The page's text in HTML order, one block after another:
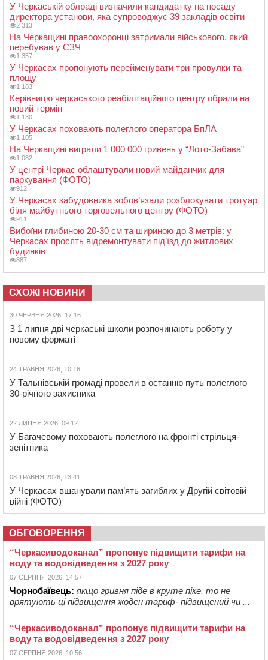
У Черкаській облраді визначили кандидатку на посаду
директора установи, яка супроводжує 39 закладів освіти
2 313
На Черкащині правоохоронці затримали військового, який
перебував у СЗЧ
1 357
У Черкасах пропонують перейменувати три провулки та
площу
1 183
Керівницю черкаського реабілітаційного центру обрали на
новий термін
1 130
У Черкасах поховають полеглого оператора БпЛА
1 105
На Черкащині виграли 1 000 000 гривень у “Лото-Забава”
1 082
У центрі Черкас облаштували новий майданчик для
паркування (ФОТО)
912
У Черкасах забудовника зобов’язали розблокувати тротуар
біля майбутнього торговельного центру (ФОТО)
911
Вибоїни глибиною 20-30 см та шириною до 3 метрів: у
Черкасах просять відремонтувати під’їзд до житлових
будинків
887
СХОЖІ НОВИНИ
30 ЧЕРВНЯ 2026, 17:16
З 1 липня дві черкаські школи розпочинають роботу у
новому форматі
24 ТРАВНЯ 2026, 10:16
У Тальнівській громаді провели в останню путь полеглого
30-річного захисника
22 ЛИПНЯ 2026, 09:12
У Багачевому поховають полеглого на фронті стрільця-
зенітника
08 ТРАВНЯ 2026, 13:41
У Черкасах вшанували пам’ять загиблих у Другій світовій
війні (ФОТО)
ОБГОВОРЕННЯ
“Черкасиводоканал” пропонує підвищити тарифи на
воду та водовідведення з 2027 року
07 СЕРПНЯ 2026, 14:57
Чорнобаївець: якщо гривня піде в круте піке, то не
врятують ці підвищення жоден тариф- підвищений чи ...
“Черкасиводоканал” пропонує підвищити тарифи на
воду та водовідведення з 2027 року
07 СЕРПНЯ 2026, 10:56